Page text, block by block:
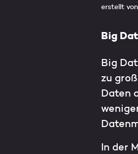
erstellt
Big
Big
zu
Daten
In der